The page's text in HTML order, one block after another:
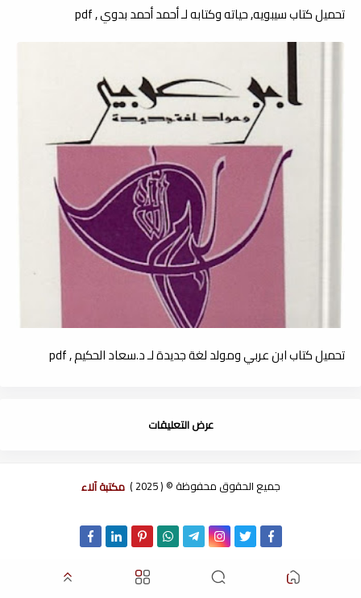
تحميل كتاب سيبويه, حياته وكتابه لـ أحمد أحمد بدوي , pdf
تحميل كتاب ابن عربي ومولد لغة جديدة لـ د.سعاد الحكيم , pdf
عرض التعليقات
جميع الحقوق محفوظة © ( 2025 ) مكتبة آلاء